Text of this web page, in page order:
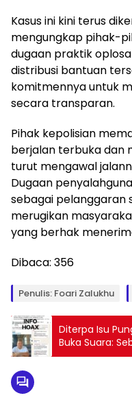
Kasus ini kini terus
mengungkap pihak-
dugaan praktik
distribusi bantuan
komitmennya untuk
secara transparan.
Pihak kepolisian
berjalan terbuka dan
turut mengawal
Dugaan
sebagai pelanggaran
merugikan
yang berhak
Dibaca: 356
Penulis: Foari Zalukhu
Diterpa Isu
Buka Suara:
Tuduhan Palsu